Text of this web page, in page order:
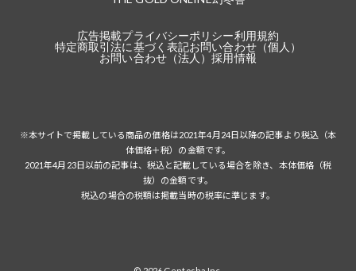
広告掲載プライバシーポリシー利用規約
特定商取引法に基づく表記お問い合わせ（個人）
お問い合わせ（法人）採用情報
※本サイトで掲載している商品の価格は2021年4月24日以降の記事より税込（本
体価格＋税）の金額です。
2021年4月23日以前の記事は、税込と記載している場合を除き、本体価格（税
抜）の金額です。
税込の場合の税額は掲載当時の税率に準じます。